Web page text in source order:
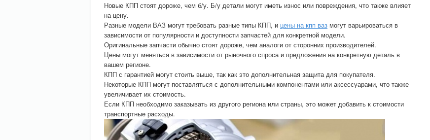
Новые КПП стоят дороже, чем б/у. Б/у детали могут иметь износ или повреждения, что также влияет
на цену.
Разные модели ВАЗ могут требовать разные типы КПП, и цены на кпп ваз могут варьироваться в
зависимости от популярности и доступности запчастей для конкретной модели.
Оригинальные запчасти обычно стоят дороже, чем аналоги от сторонних производителей.
Цены могут меняться в зависимости от рыночного спроса и предложения на конкретную деталь в
вашем регионе.
КПП с гарантией могут стоить выше, так как это дополнительная защита для покупателя.
Некоторые КПП могут поставляться с дополнительными компонентами или аксессуарами, что также
увеличивает их стоимость.
Если КПП необходимо заказывать из другого региона или страны, это может добавить к стоимости
транспортные расходы.